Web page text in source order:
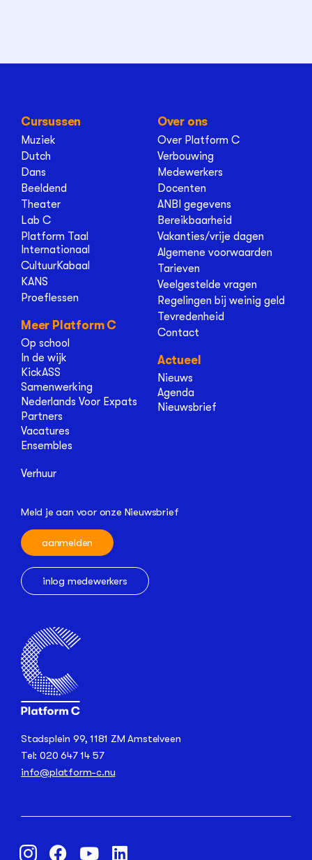
Stadsplein 99, 1181 ZM Amstelveen
Tel: 020 647 14 57
info@platform-c.nu
Cursussen
Muziek
Dutch
Dans
Beeldend
Theater
Lab C
Platform Taal
Internationaal
CultuurKabaal
KANS
Proeflessen
Meer Platform C
Op school
In de wijk
KickASS
Samenwerking
Nederlands Voor Expats
Partners
Vacatures
Ensembles
Verhuur
Over ons
Over Platform C
Verbouwing
Medewerkers
Docenten
ANBI gegevens
Bereikbaarheid
Vakanties/vrije dagen
Algemene voorwaarden
Tarieven
Veelgestelde vragen
Regelingen bij weinig geld
Tevredenheid
Contact
Actueel
Nieuws
Agenda
Nieuwsbrief
Meld je aan voor onze Nieuwsbrief
aanmelden
inlog medewerkers